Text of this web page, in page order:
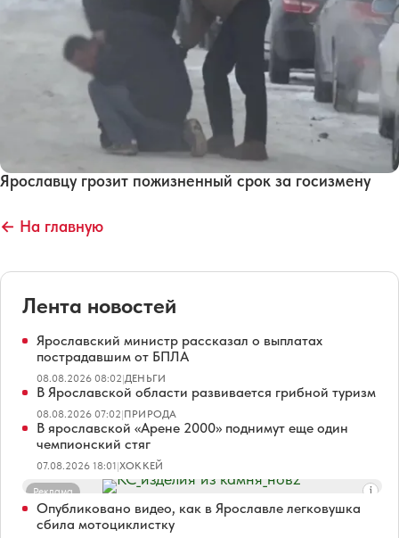
Ярославцу грозит пожизненный срок за госизмену
← На главную
Лента новостей
Ярославский министр рассказал о выплатах
пострадавшим от БПЛА
08.08.2026 08:02|ДЕНЬГИ
В Ярославской области развивается грибной туризм
08.08.2026 07:02|ПРИРОДА
В ярославской «Арене 2000» поднимут еще один
чемпионский стяг
07.08.2026 18:01|ХОККЕЙ
Реклама
Опубликовано видео, как в Ярославле легковушка
сбила мотоциклистку